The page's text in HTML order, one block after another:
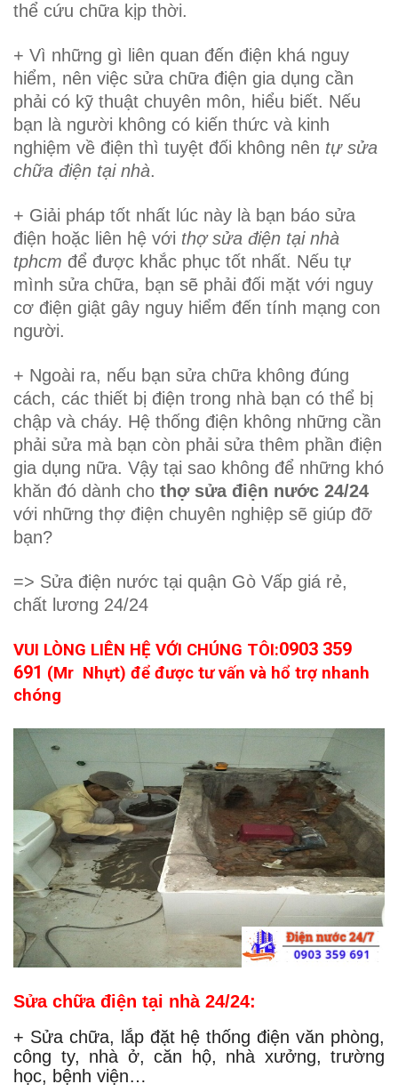
thể cứu chữa kịp thời.
+ Vì những gì liên quan đến điện khá nguy
hiểm, nên việc sửa chữa điện gia dụng cần
phải có kỹ thuật chuyên môn, hiểu biết. Nếu
bạn là người không có kiến thức và kinh
nghiệm về điện thì tuyệt đối không nên tự sửa
chữa điện tại nhà.
+ Giải pháp tốt nhất lúc này là bạn báo sửa
điện hoặc liên hệ với thợ sửa điện tại nhà
tphcm để được khắc phục tốt nhất. Nếu tự
mình sửa chữa, bạn sẽ phải đối mặt với nguy
cơ điện giật gây nguy hiểm đến tính mạng con
người.
+ Ngoài ra, nếu bạn sửa chữa không đúng
cách, các thiết bị điện trong nhà bạn có thể bị
chập và cháy. Hệ thống điện không những cần
phải sửa mà bạn còn phải sửa thêm phần điện
gia dụng nữa. Vậy tại sao không để những khó
khăn đó dành cho thợ sửa điện nước 24/24
với những thợ điện chuyên nghiệp sẽ giúp đỡ
bạn?
=> Sửa điện nước tại quận Gò Vấp giá rẻ,
chất lương 24/24
VUI LÒNG LIÊN HỆ VỚI CHÚNG TÔI:0903 359
691 (Mr Nhựt) để được tư vấn và hổ trợ nhanh
chóng
Sửa chữa điện tại nhà 24/24:
+ Sửa chữa, lắp đặt hệ thống điện văn phòng,
công ty, nhà ở, căn hộ, nhà xưởng, trường
học, bệnh viện…